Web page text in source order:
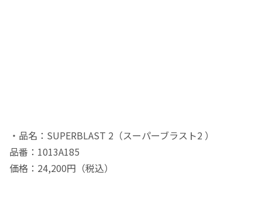
・品名：SUPERBLAST 2（スーパーブラスト2 ）
品番：1013A185
価格：24,200円（税込）